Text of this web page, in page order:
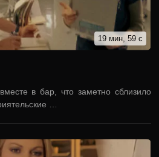
19 мин, 59 с
в бар, что заметно сблизило
…